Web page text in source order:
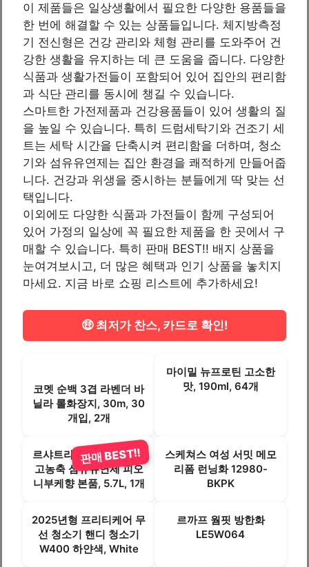
이 제품들은 일상생활에서 필요한 다양한 용품들을
한 번에 해결할 수 있는 상품들입니다. 체지방측정
기 전신형은 건강 관리와 체형 관리를 도와주어 건
강한 생활을 유지하는 데 큰 도움을 줍니다. 다양한
식품과 생활가전들이 포함되어 있어 집안의 편리함
과 식단 관리를 동시에 챙길 수 있습니다.
스마트한 가전제품과 건강용품들이 있어 생활의 질
을 높일 수 있습니다. 특히 드럼세탁기와 건조기 세
트는 세탁 시간을 단축시켜 편리함을 더하며, 청소
기와 섬유유연제는 집안 환경을 쾌적하게 만들어줍
니다. 건강과 위생을 중시하는 분들에게 딱 맞는 선
택입니다.
이외에도 다양한 식품과 가전들이 함께 구성되어
있어 가정의 일상에 꼭 필요한 제품을 한 곳에서 구
매할 수 있습니다. 특히 판매 BEST!! 배지 상품을
눈여겨보시고, 더 많은 혜택과 인기 상품을 놓치지
마세요. 지금 바로 쇼핑 리스트에 추가하세요!
🤑 최저가 찬스, 카드로 확인!
코멧 순백 3겹 라벤더 바
닐라 롤화장지, 30m, 30
개입, 2개
마이밀 뉴프로틴 고소한
맛, 190ml, 64개
르샤트라1802 인퓨전 초
고농축 섬유유연제 피오
니부케향 본품, 5.7L, 1개
판매 BEST!!
스케쳐스 여성 서밋 메모
리폼 런닝화 12980-
BKPK
2025년형 프리티케어 무
선 청소기 핸디 청소기
W400 하얀색, White
르까프 웜핏 방한화
LE5W064